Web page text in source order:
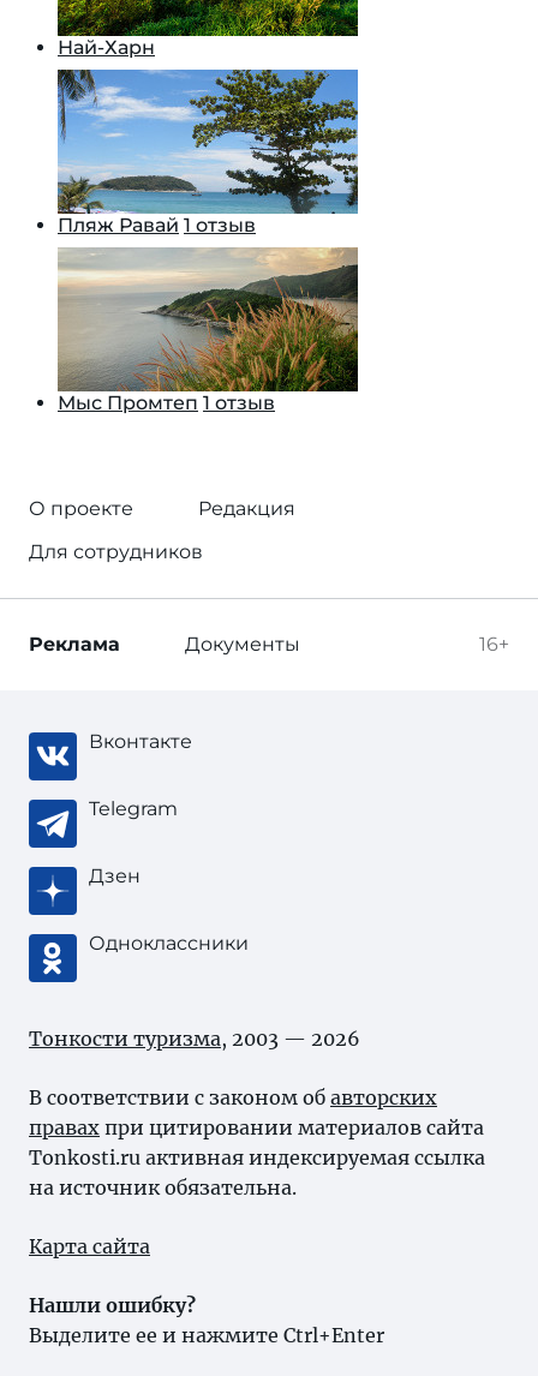
Най-Харн
Пляж Равай 1 отзыв
Мыс Промтеп 1 отзыв
О проекте
Редакция
Для сотрудников
16+
Реклама Документы
Вконтакте
Telegram
Дзен
Одноклассники
Тонкости туризма, 2003 — 2026
В соответствии с законом об авторских
правах при цитировании материалов сайта
Tonkosti.ru активная индексируемая ссылка
на источник обязательна.
Карта сайта
Нашли ошибку?
Выделите ее и нажмите Ctrl+Enter